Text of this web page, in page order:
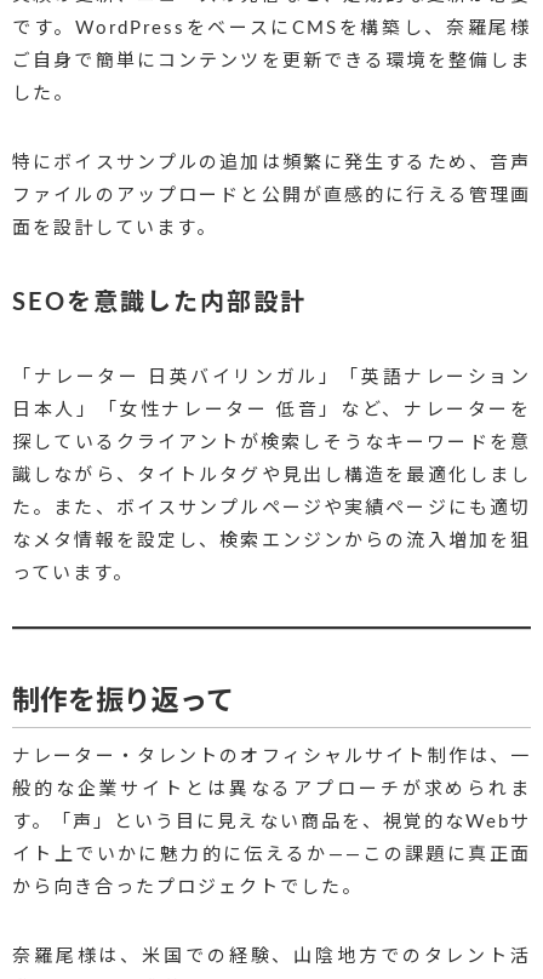
です。WordPressをベースにCMSを構築し、奈羅尾様
ご自身で簡単にコンテンツを更新できる環境を整備しま
した。
特にボイスサンプルの追加は頻繁に発生するため、音声
ファイルのアップロードと公開が直感的に行える管理画
面を設計しています。
SEOを意識した内部設計
「ナレーター 日英バイリンガル」「英語ナレーション
日本人」「女性ナレーター 低音」など、ナレーターを
探しているクライアントが検索しそうなキーワードを意
識しながら、タイトルタグや見出し構造を最適化しまし
た。また、ボイスサンプルページや実績ページにも適切
なメタ情報を設定し、検索エンジンからの流入増加を狙
っています。
制作を振り返って
ナレーター・タレントのオフィシャルサイト制作は、一
般的な企業サイトとは異なるアプローチが求められま
す。「声」という目に見えない商品を、視覚的なWebサ
イト上でいかに魅力的に伝えるか——この課題に真正面
から向き合ったプロジェクトでした。
奈羅尾様は、米国での経験、山陰地方でのタレント活